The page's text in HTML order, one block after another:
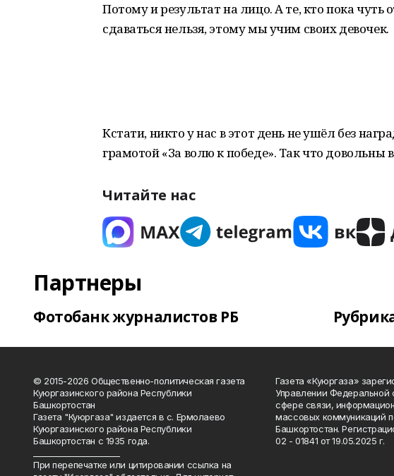
Потому и результат на лицо. А те, кто пока чуть
сдаваться нельзя, этому мы учим своих девочек.
Кстати, никто у нас в этот день не ушёл без
грамотой «За волю к победе». Так что довольны
Читайте нас
Партнеры
Фотобанк журналистов РБ
© 2015-2026 Общественно-политическая газета
Куюргазинского района Республики
Башкортостан
Газета "Куюргаза" издается в с. Ермолаево
Куюргазинского района Республики
Башкортостан с 1935 года.
При перепечатке или цитировании ссылка на
Газета «Куюргаза»
Управлении Федеральной
сфере связи,
массовых коммуникаций
Башкортостан.
02 - 01841 от 19.05.2025 г.